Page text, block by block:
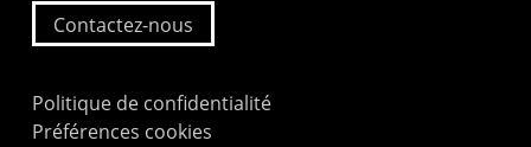
Contactez-nous
Politique de confidentialité
Préférences cookies